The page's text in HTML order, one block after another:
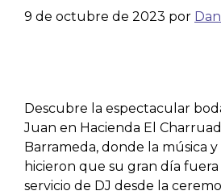
9 de octubre de 2023 por
Descubre la espectacular
Juan en Hacienda El
Barrameda, donde la música
hicieron que su gran día
servicio de DJ desde la